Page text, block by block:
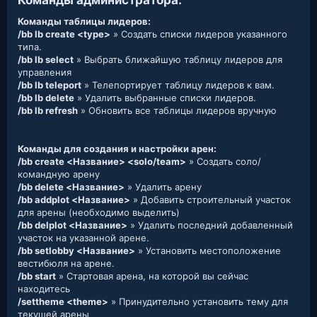
Команды таблицы лидеров:
/bb lb create <type> » Создать списки лидеров указанного
типа.
/bb lb select » Выбрать ближайшую таблицу лидеров для
управления
/bb lb teleport » Телепортирует таблицу лидеров к вам.
/bb lb delete » Удалить выбранные списки лидеров.
/bb lb refresh » Обновить все таблицы лидеров вручную
Команды для создания и настройки арен:
/bb create <Название> <solo/team> » Создать соло/
командную арену
/bb delete <Название> » Удалить арену
/bb addplot <Название> » Добавить строительный участок
для арены (необходимо выделить)
/bb delplot <Название> » Удалить последний добавленный
участок на указанной арене.
/bb setlobby <Название> » Установить местоположение
вестибюля на арене.
/bb start » Стартовая арена, на которой вы сейчас
находитесь
/settheme <theme> » Принудительно установить тему для
текущей арены